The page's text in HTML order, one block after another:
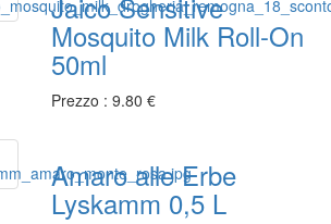
Mosquito Milk Roll-On
50ml
Prezzo : 9.80 €
Amaro alle Erbe
Lyskamm 0,5 L